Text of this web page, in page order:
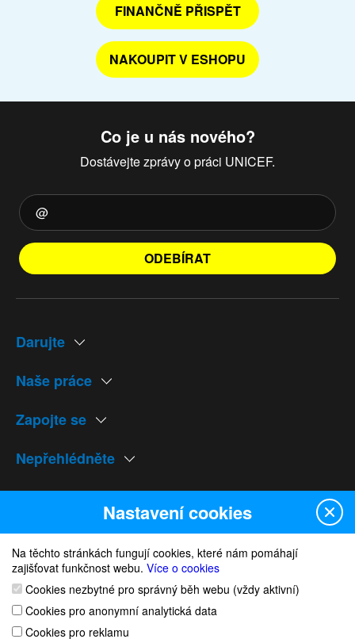
Nastavení cookies
Na těchto stránkách fungují cookies, které nám pomáhají
zajišťovat funkčnost webu. Více o cookies
Cookies nezbytné pro správný běh webu (vždy aktivní)
Cookies pro anonymní analytická data
Cookies pro reklamu
FINANČNĚ PŘISPĚT
NAKOUPIT V ESHOPU
Co je u nás nového?
Dostávejte zprávy o práci UNICEF.
ODEBÍRAT
Darujte
Naše práce
Zapojte se
Nepřehlédněte
Naše weby
© 1991 Český výbor pro UNICEF
nastavní cookies